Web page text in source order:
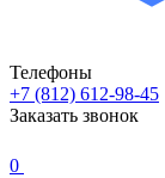
Телефоны
+7 (812) 612-98-45
Заказать звонок
0